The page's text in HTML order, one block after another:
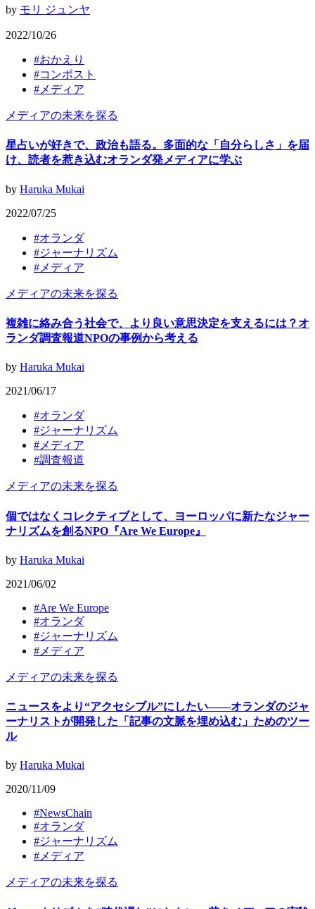
by モリ ジュンヤ
2022/10/26
#おかえり
#コンポスト
# メディア
メディアの未来を探る
星占いが好きで、政治も語る。多面的な「自分らしさ」を届
け、読者を惹き込むオランダ発メディアに学ぶ
by Haruka Mukai
2022/07/25
#オランダ
#ジャーナリズム
# メディア
メディアの未来を探る
複雑に絡み合う社会で、より良い意思決定を支えるには？オ
ランダ調査報道NPOの事例から考える
by Haruka Mukai
2021/06/17
#オランダ
#ジャーナリズム
# メディア
#調査報道
メディアの未来を探る
個ではなくコレクティブとして、ヨーロッパに新たなジャー
ナリズムを創るNPO『Are We Europe』
by Haruka Mukai
2021/06/02
#Are We Europe
#オランダ
#ジャーナリズム
# メディア
メディアの未来を探る
ニュースをより“アクセシブル”にしたい——オランダのジャ
ーナリストが開発した「記事の文脈を埋め込む」ためのツー
ル
by Haruka Mukai
2020/11/09
#NewsChain
#オランダ
#ジャーナリズム
# メディア
メディアの未来を探る